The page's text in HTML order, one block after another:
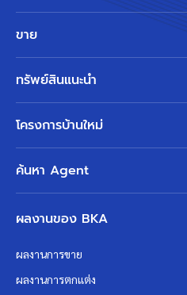
ขาย
ทรัพย์สินแนะนำ
โครงการบ้านใหม่
ค้นหา Agent
ผลงานของ BKA
ผลงานการขาย
ผลงานการตกแต่ง